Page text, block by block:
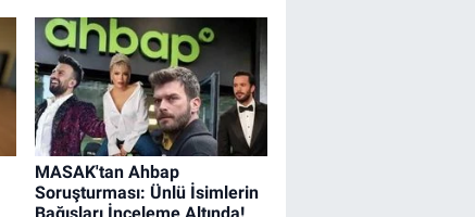
MASAK'tan Ahbap
Soruşturması: Ünlü İsimlerin
Bağışları İnceleme Altında!